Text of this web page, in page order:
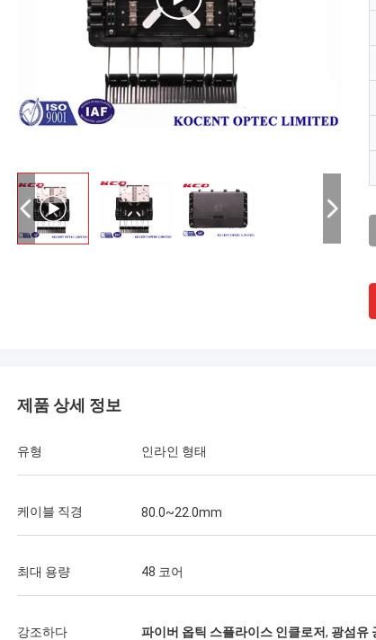
한된 채로
. GYXTW
른 연결기,
테이너
을 완성했
부터의 FDB
Kocent Optec Limited는 저희 회사의 장기
40피트 컨테이너를 그들에게 주문합니다. 저
는 그들의 옥외 케이블, 분배함, 접속함 및 광
각합니다. 그들의 지원 덕분에 저희는 많은
제품 상세 정보
유형 인라인 형태
케이블 직경 80.0~22.0mm
최대 용량 48 코어
강조하다 파이버 옵틱 스플라이스 인클로저, 광섬유